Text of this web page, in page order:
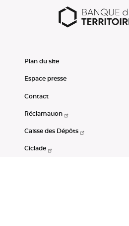
Plan du site
Espace presse
Contact
Réclamation
Caisse des Dépôts
Ciclade